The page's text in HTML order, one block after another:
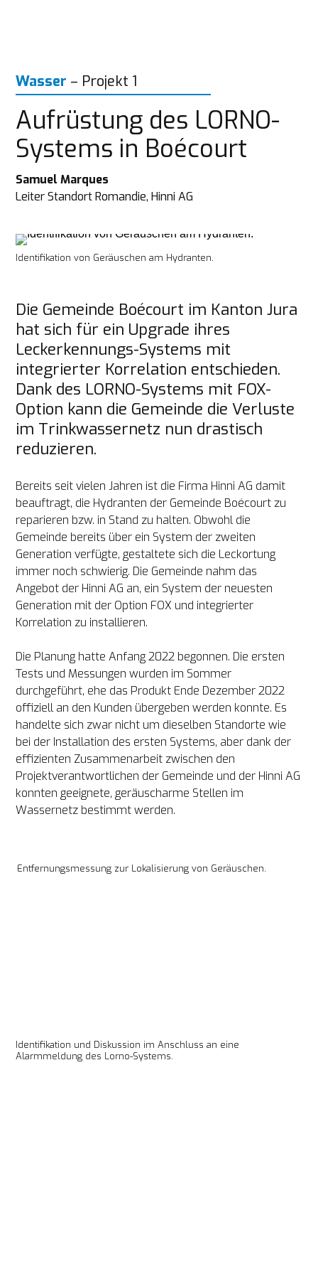
Wasser – Projekt 1
Aufrüstung des LORNO-
Systems in Boécourt
Leiter Standort Romandie, Hinni AG
Identifikation von Geräuschen am Hydranten.
Die Gemeinde Boécourt im Kanton Jura
hat sich für ein Upgrade ihres
Leckerkennungs-Systems mit
integrierter Korrelation entschieden.
Dank des LORNO-Systems mit FOX-
Option kann die Gemeinde die Verluste
im Trinkwassernetz nun drastisch
reduzieren.
Bereits seit vielen Jahren ist die Firma Hinni AG damit
beauftragt, die Hydranten der Gemeinde Boécourt zu
reparieren bzw. in Stand zu halten. Obwohl die
Gemeinde bereits über ein System der zweiten
Generation verfügte, gestaltete sich die Leckortung
immer noch schwierig. Die Gemeinde nahm das
Angebot der Hinni AG an, ein System der neuesten
Generation mit der Option FOX und integrierter
Korrelation zu installieren.
Die Planung hatte Anfang 2022 begonnen. Die ersten
Tests und Messungen wurden im Sommer
durchgeführt, ehe das Produkt Ende Dezember 2022
offiziell an den Kunden übergeben werden konnte. Es
handelte sich zwar nicht um dieselben Standorte wie
bei der Installation des ersten Systems, aber dank der
effizienten Zusammenarbeit zwischen den
Projektverantwortlichen der Gemeinde und der Hinni AG
konnten geeignete, geräuscharme Stellen im
Wassernetz bestimmt werden.
Entfernungsmessung zur Lokalisierung von Geräuschen.
Identifikation und Diskussion im Anschluss an eine
Alarmmeldung des Lorno-Systems.